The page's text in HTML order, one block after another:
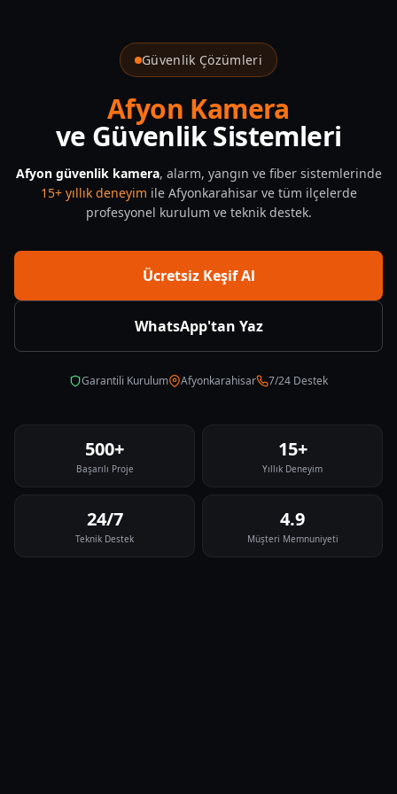
Güvenlik Çözümleri
Afyon Kamera
ve Güvenlik Sistemleri
Afyon güvenlik kamera, alarm, yangın ve fiber sistemlerinde
15+ yıllık deneyim ile Afyonkarahisar ve tüm ilçelerde
profesyonel kurulum ve teknik destek.
Ücretsiz Keşif Al
WhatsApp'tan Yaz
Garantili Kurulum Afyonkarahisar 7/24 Destek
500+
Başarılı Proje
15+
Yıllık Deneyim
24/7
Teknik Destek
4.9
Müşteri Memnuniyeti